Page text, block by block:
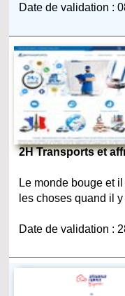
Date de validation :
2H Transports et
Le monde bouge et
les choses quand il
Date de validation :